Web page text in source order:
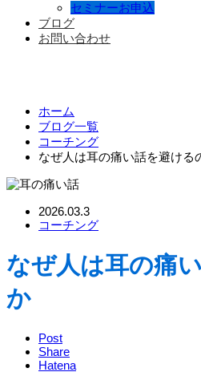
セミナーお申込
ブログ
お問い合わせ
ホーム
ブログ一覧
コーチング
なぜ人は耳の痛い話を避ける
2026.03.3
コーチング
なぜ人は耳の痛
か
Post
Share
Hatena